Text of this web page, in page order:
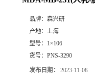
品牌： 森兴研
产地： 上海
型号： 1×106
货号： PNS-3290
发布日期： 2023-11-08